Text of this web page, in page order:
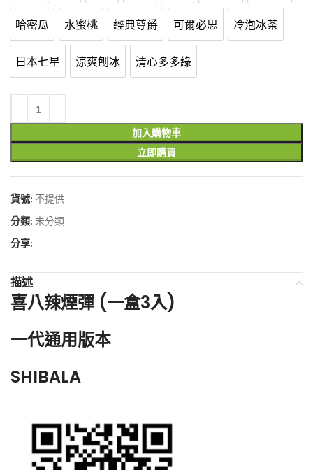
哈密瓜
哈密瓜 水蜜桃
水蜜桃 經典尊爵
經典尊爵 可爾必思
可爾必思 冷泡冰茶
冷泡冰茶
日本七星
日本七星 涼爽刨冰
涼爽刨冰 清心多多綠
清心多多綠
加入購物車
立即購買
貨號: 不提供
分類: 未分類
分享:
描述
喜八辣煙彈 (一盒3入)
一代通用版本
SHIBALA